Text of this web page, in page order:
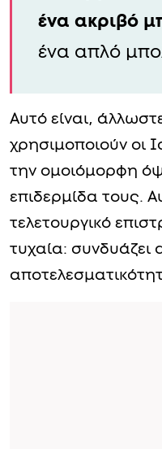
ένα ακριβό
ένα απλό
Αυτό είναι,
χρησιμοποιούν οι
την ομοιόμορφη
επιδερμίδα τους.
τελετουργικό
τυχαία: συνδυάζει